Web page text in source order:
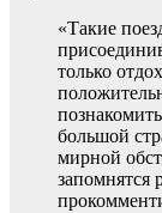
«Такие
только
большой
мирной